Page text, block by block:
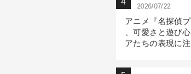
2026/07/22
アニメ『名探偵
、可愛さと遊び
アたちの表現に